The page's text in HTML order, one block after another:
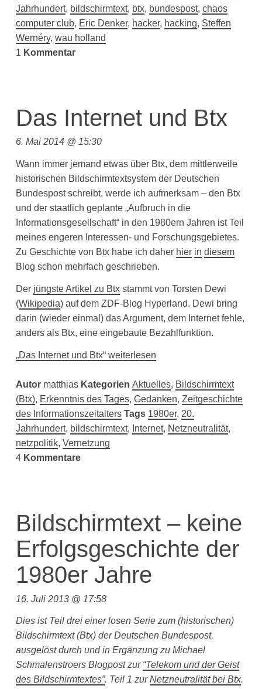
Jahrhundert, bildschirmtext, btx, bundespost, chaos
computer club, Eric Denker, hacker, hacking, Steffen
Wernéry, wau holland
1 Kommentar
Das Internet und Btx
6. Mai 2014 @ 15:30
Wann immer jemand etwas über Btx, dem mittlerweile
historischen Bildschirmtextsystem der Deutschen
Bundespost schreibt, werde ich aufmerksam – den Btx
und der staatlich geplante „Aufbruch in die
Informationsgesellschaft“ in den 1980ern Jahren ist Teil
meines engeren Interessen- und Forschungsgebietes.
Zu Geschichte von Btx habe ich daher hier in diesem
Blog schon mehrfach geschrieben.
Der jüngste Artikel zu Btxstammt von Torsten Dewi
(Wikipedia) auf dem ZDF-Blog Hyperland. Dewi bring
darin (wieder einmal) das Argument, dem Internet fehle,
anders als Btx, eine eingebaute Bezahlfunktion.
„Das Internet und Btx“ weiterlesen
Autor matthias Kategorien Aktuelles, Bildschirmtext
(Btx), Erkenntnis des Tages, Gedanken, Zeitgeschichte
des Informationszeitalters Tags 1980er, 20.
Jahrhundert, bildschirmtext, Internet, Netzneutralität,
netzpolitik, Vernetzung
4Kommentare
Bildschirmtext – keine
Erfolgsgeschichte der
1980er Jahre
16. Juli 2013 @ 17:58
Dies ist Teil drei einer losen Serie zum (historischen)
Bildschirmtext (Btx) der Deutschen Bundespost,
ausgelöst durch und in Ergänzung zu Michael
Schmalenstroers Blogpost zur “Telekom und der Geist
des Bildschirmtextes”. Teil 1 zurNetzneutralität bei Btx.